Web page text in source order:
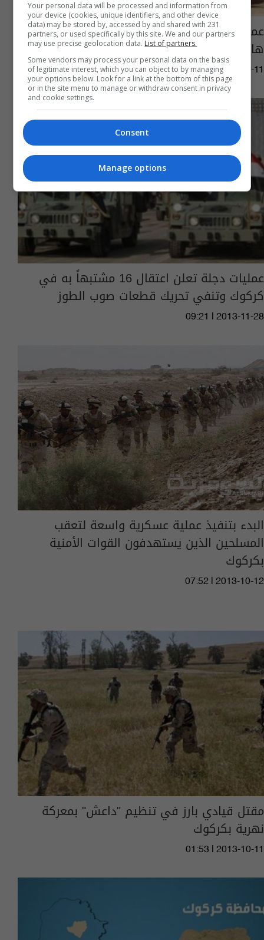
عمليات دجلة تعلن مقتل ثلاثة من "داعش"
هاجموا احد مقراها العسكرية بكركوك
07:11 | 2014-01-11
عمليات دجلة تعلن اعتقال 16 مشتبهاً به في
كركوك وتنفي تحريك قطعات صوب الطوز
09:21 | 2013-11-28
البدء بتنفيذ عملية عسكرية واسعة لتعقب
المسلحين الذين يستهدفون القوات الأمنية
بكركوك
07:52 | 2013-10-12
مقتل قيادي بارز في تنظيم "داعش" بمعركة
نهرية بكركوك
01:53 | 2013-10-11
Your personal data will be processed and information from
your device (cookies, unique identifiers, and other device
data) may be stored by, accessed by and shared with 231
partners, or used specifically by this site. We and our partners
may use precise geolocation data. List of partners.
Some vendors may process your personal data on the basis
of legitimate interest, which you can object to by managing
your options below. Look for a link at the bottom of this page
or in the site menu to manage or withdraw consent in privacy
and cookie settings.
Consent
Manage options